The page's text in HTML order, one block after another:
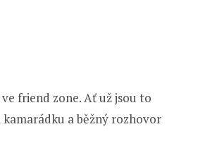
friend zone. Ať už jsou to
a běžný rozhovor